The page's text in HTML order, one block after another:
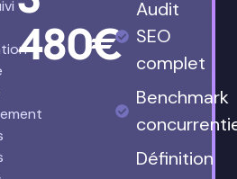
480€
Audit
SEO
complet
Benchmark
Définition